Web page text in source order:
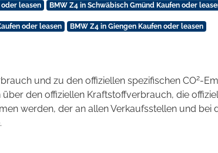
oder leasen BMW Z4 in Schwäbisch Gmünd Kaufen oder
oder leasen BMW Z4 in Giengen Kaufen oder leasen
und zu den offiziellen spezifischen CO2-
den offiziellen Kraftstoffverbrauch, die
werden, der an allen Verkaufsstellen und bei